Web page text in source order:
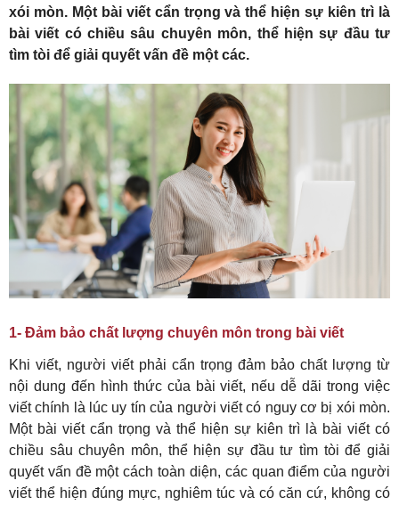
xói mòn. Một bài viết cẩn trọng và thể hiện sự kiên trì là
bài viết có chiều sâu chuyên môn, thể hiện sự đầu tư
tìm tòi để giải quyết vấn đề một các.
1- Đảm bảo chất lượng chuyên môn trong bài viết
Khi viết, người viết phải cẩn trọng đảm bảo chất lượng từ
nội dung đến hình thức của bài viết, nếu dễ dãi trong việc
viết chính là lúc uy tín của người viết có nguy cơ bị xói mòn.
Một bài viết cẩn trọng và thể hiện sự kiên trì là bài viết có
chiều sâu chuyên môn, thể hiện sự đầu tư tìm tòi để giải
quyết vấn đề một cách toàn diện, các quan điểm của người
viết thể hiện đúng mực, nghiêm túc và có căn cứ, không có